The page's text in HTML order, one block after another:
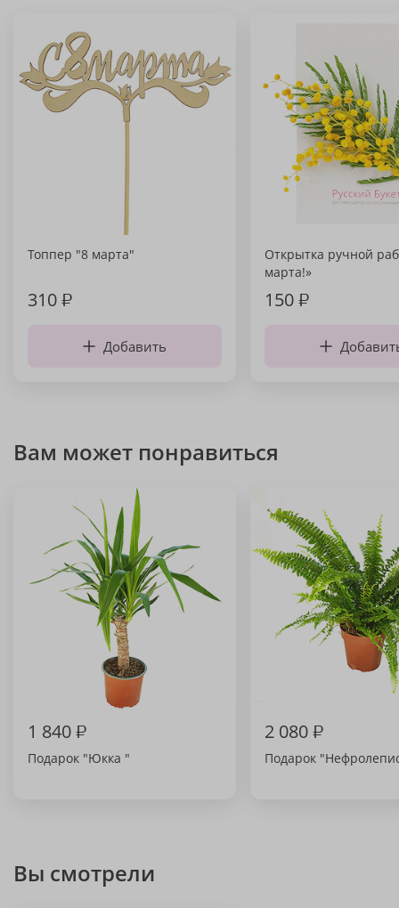
Топпер "8 марта"
310₽
Добавить
Открытка ручной
марта!»
150₽
Вам может понравиться
1 840₽
Подарок "Юкка "
2 080₽
Подарок
Вы смотрели